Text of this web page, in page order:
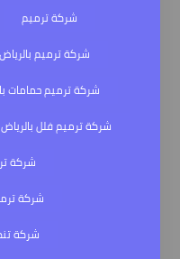
شركة ترميم
شركة ترميم بالرياض
شركة ترميم حمامات
شركة ترميم فلل بالرياض
شركة
شركة
شركة